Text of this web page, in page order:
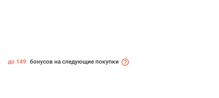
до 149 бонусов на следующие покупки